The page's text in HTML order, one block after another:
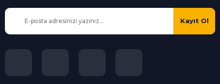
Kayıt Ol